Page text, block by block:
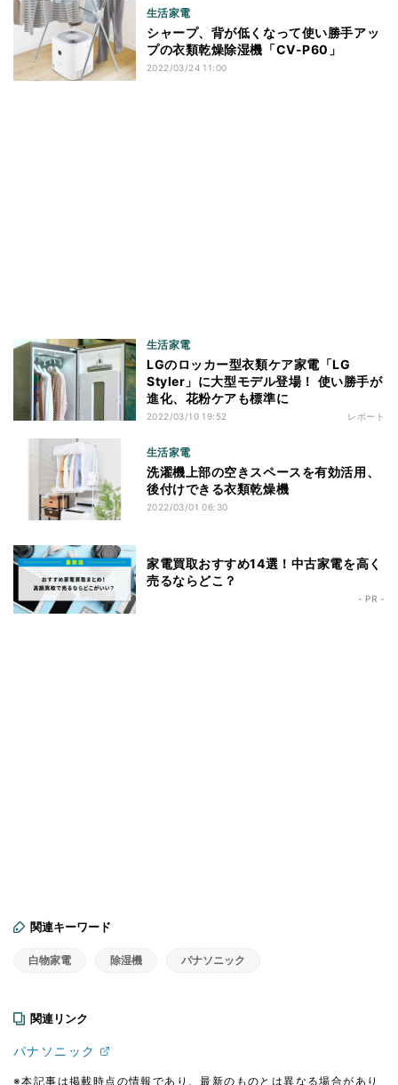
生活家電
シャープ、背が低くなって使い勝手アッ
プの衣類乾燥除湿機「CV-P60」
2022/03/24 11:00
生活家電
LGのロッカー型衣類ケア家電「LG
Styler」に大型モデル登場！ 使い勝手が
進化、花粉ケアも標準に
2022/03/10 19:52 レポート
生活家電
洗濯機上部の空きスペースを有効活用、
後付けできる衣類乾燥機
2022/03/01 06:30
家電買取おすすめ14選！中古家電を高く
売るならどこ？
- PR -
関連キーワード
白物家電 除湿機 パナソニック
関連リンク
パナソニック
※本記事は掲載時点の情報であり、最新のものとは異なる場合があり